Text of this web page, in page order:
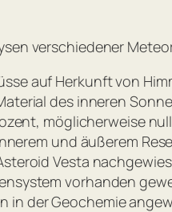
verschiedener
auf Herkunft von
des inneren
möglicherweise null
und äußerem
Vesta
vorhanden
in der Geochemie